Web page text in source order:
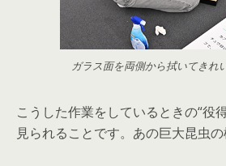
ガラス面を両側から拭いてきれ
こうした作業をしているときの“役
見られることです。あの巨大昆虫の